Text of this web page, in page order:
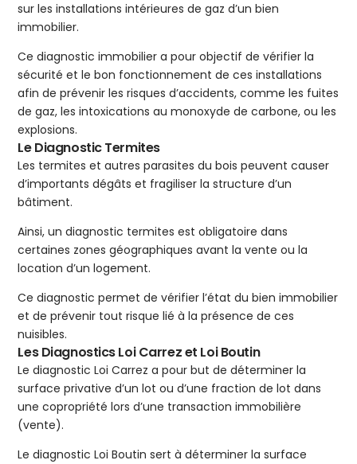
sur les installations intérieures de gaz d’un bien
immobilier.
Ce diagnostic immobilier a pour objectif de vérifier la
sécurité et le bon fonctionnement de ces installations
afin de prévenir les risques d’accidents, comme les fuites
de gaz, les intoxications au monoxyde de carbone, ou les
explosions.
Le Diagnostic Termites
Les termites et autres parasites du bois peuvent causer
d’importants dégâts et fragiliser la structure d’un
bâtiment.
Ainsi, un diagnostic termites est obligatoire dans
certaines zones géographiques avant la vente ou la
location d’un logement.
Ce diagnostic permet de vérifier l’état du bien immobilier
et de prévenir tout risque lié à la présence de ces
nuisibles.
Les Diagnostics Loi Carrez et Loi Boutin
Le diagnostic Loi Carrez a pour but de déterminer la
surface privative d’un lot ou d’une fraction de lot dans
une copropriété lors d’une transaction immobilière
(vente).
Le diagnostic Loi Boutin sert à déterminer la surface